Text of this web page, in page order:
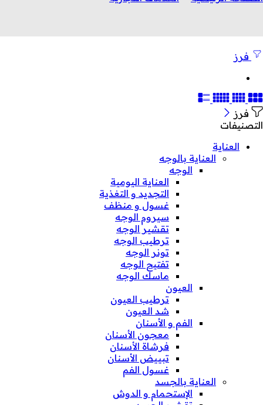
فرز
فرز
التصنيفات
العناية
العناية بالوجه
الوجه
العناية اليومية
التجديد و التغذية
غسول و منظف
سيروم الوجه
تقشير الوجه
ترطيب الوجه
تونر الوجه
تفتيح الوجه
ماسك الوجه
العيون
ترطيب العيون
شد العيون
الفم و الأسنان
معجون الأسنان
فرشاة الأسنان
تبييض الأسنان
غسول الفم
العناية بالجسد
الإستحمام و الدوش